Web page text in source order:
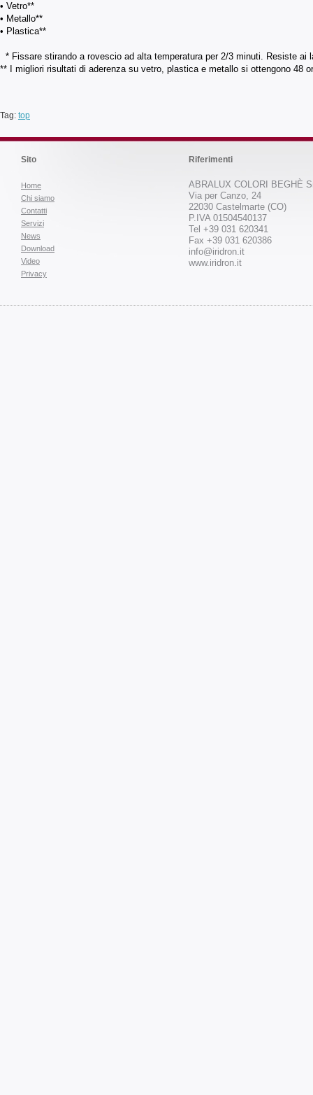
• Vetro**
• Metallo**
• Plastica**
* Fissare stirando a rovescio ad alta temperatura per 2/3 minuti. Resiste ai
** I migliori risultati di aderenza su vetro, plastica e metallo si ottengono 48
Tag: top
Sito
Home
Chi siamo
Contatti
Servizi
News
Download
Video
Privacy
Riferimenti
ABRALUX COLORI BEGHÈ
Via per Canzo, 24
22030 Castelmarte (CO)
P.IVA 01504540137
Tel +39 031 620341
Fax +39 031 620386
info@iridron.it
www.iridron.it